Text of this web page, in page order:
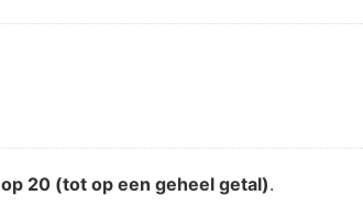
op 20 (tot op een geheel getal).